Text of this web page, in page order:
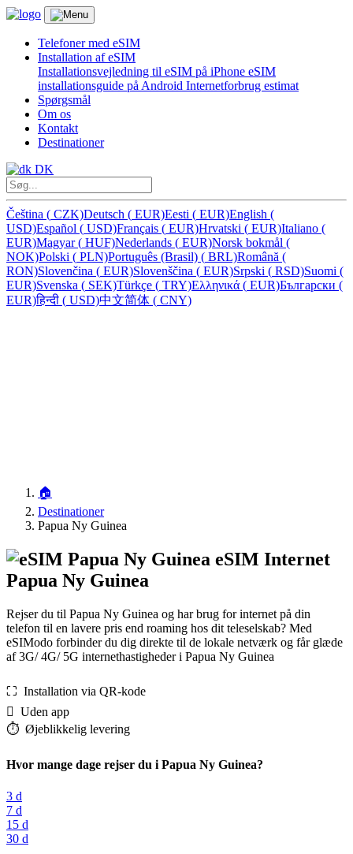
Telefoner med eSIM
Installation af eSIM
Installationsvejledning til eSIM på iPhone eSIM
installationsguide på Android Internetforbrug estimat
Spørgsmål
Om os
Kontakt
Destinationer
DK
Čeština ( CZK)Deutsch ( EUR)Eesti ( EUR)English (
USD)Español ( USD)Français ( EUR)Hrvatski ( EUR)Italiano (
EUR)Magyar( HUF)Nederlands ( EUR)Norsk bokmål (
NOK)Polski ( PLN)Português (Brasil) ( BRL)Română (
RON)Slovenčina ( EUR)Slovenščina ( EUR)Srpski ( RSD)Suomi (
EUR)Svenska ( SEK)Türkçe ( TRY)Ελληνικά ( EUR)Български (
EUR)हिन्दी ( USD)中文简体 ( CNY)
🏠
Destinationer
Papua Ny Guinea
eSIM Internet
Papua Ny Guinea
Rejser du til Papua Ny Guinea og har brug for internet på din
telefon til en lavere pris end roaming hos dit teleselskab? Med
eSIModo forbinder du dig direkte til de lokale netværk og får glæde
af 3G/ 4G/ 5G internethastigheder i Papua Ny Guinea
⛶️️ Installation via QR-kode
️ Uden app
⏱️️ Øjeblikkelig levering
Hvor mange dage rejser du i Papua Ny Guinea?
3 d
7 d
15 d
30 d